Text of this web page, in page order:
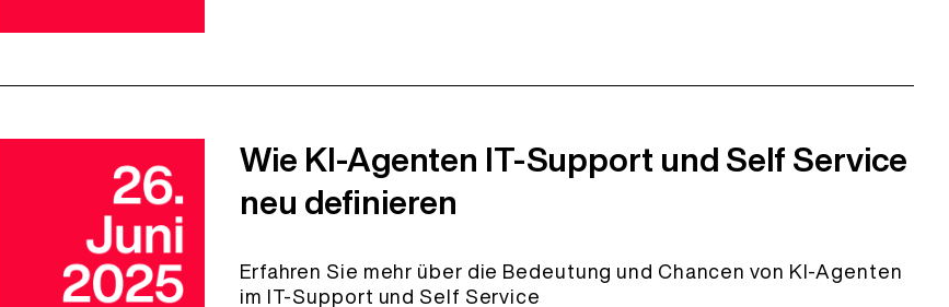
Wie KI-Agenten IT-Support und Self Service
neu definieren
Erfahren Sie mehr über die Bedeutung und Chancen von KI-Agenten
im IT-Support und Self Service